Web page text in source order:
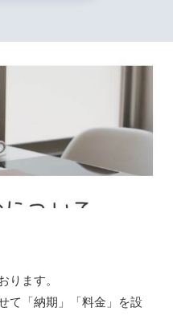
ります。
て「納期」「料金」を設